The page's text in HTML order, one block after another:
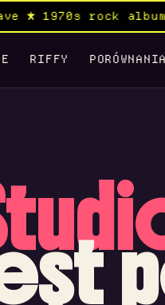
★ 1970s rock
RIFFY PORÓWNANIA